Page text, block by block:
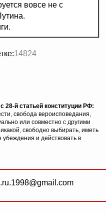
вовсе не с
14824
28-й статьей конституции РФ:
свобода вероисповедания,
или совместно с другими
свободно выбирать, иметь
и действовать в